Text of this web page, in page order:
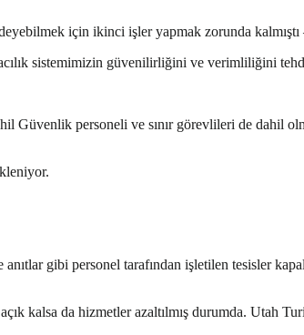
için ikinci işler yapmak zorunda
sistemimizin güvenilirliğini ve verimliliğini
personeli ve sınır görevlileri de dahil
gibi personel tarafından işletilen tesisler
kalsa da hizmetler azaltılmış durumda. Utah